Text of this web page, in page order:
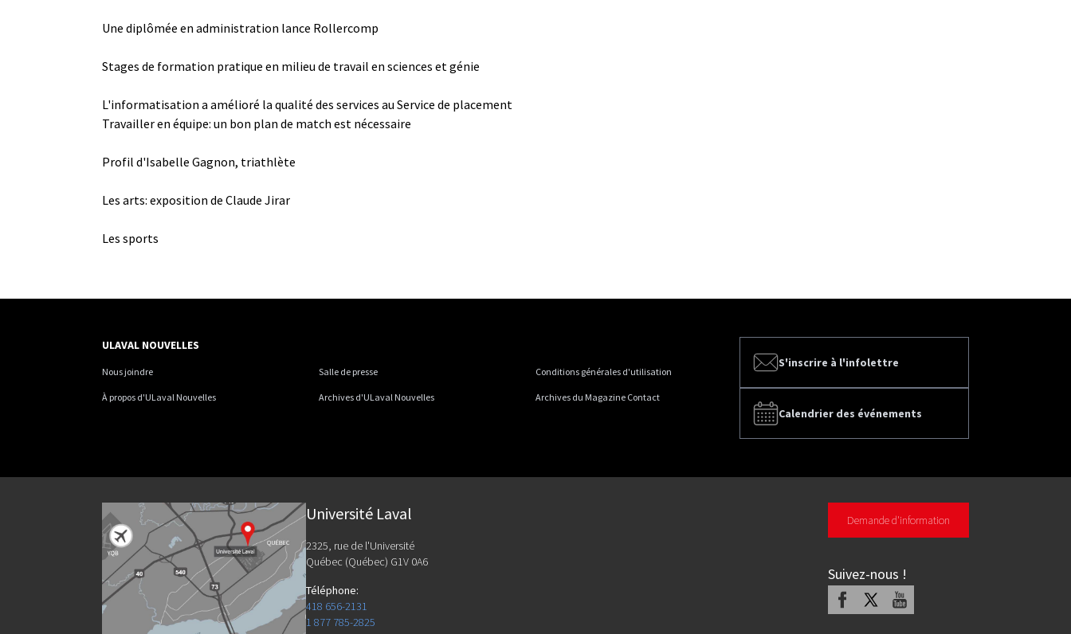
Une diplômée en administration lance Rollercomp
Stages de formation pratique en milieu de travail en sciences et génie
L'informatisation a amélioré la qualité des services au Service de placement
Travailler en équipe: un bon plan de match est nécessaire
Profil d'Isabelle Gagnon, triathlète
Les arts: exposition de Claude Jirar
Les sports
S'inscrire à l'infolettre
Calendrier des événements
ULAVAL NOUVELLES
Nous joindre Salle de presse Conditions générales d'utilisation
À propos d'ULaval Nouvelles Archives d'ULaval Nouvelles Archives du Magazine Contact
Université Laval
2325, rue de l'Université
Québec (Québec) G1V 0A6
Téléphone:
418 656-2131
1 877 785-2825
Demande d'information
Suivez-nous !
Facebook Youtube